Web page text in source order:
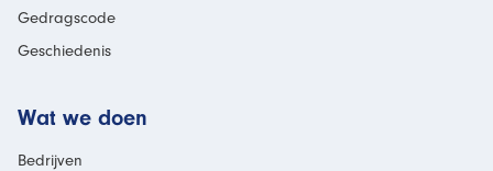
Gedragscode
Geschiedenis
Wat we doen
Bedrijven